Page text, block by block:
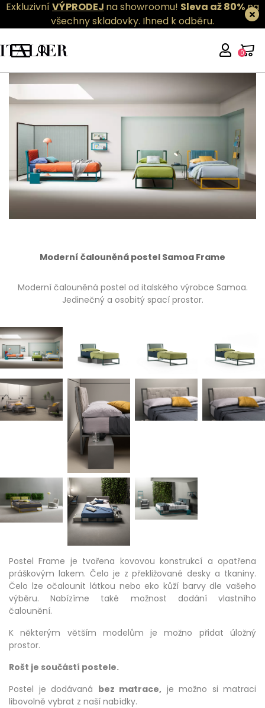
ExkluzivníVÝPRODEJ na showroomu! Sleva až 80%na
všechny skladovky. Ihned k odběru.
0
Moderní čalouněná postel Samoa Frame
Moderní čalouněná postel od italského výrobce Samoa.
Jedinečný a osobitý spací prostor.
Postel Frame je tvořena kovovou konstrukcí a opatřena
práškovým lakem. Čelo je z překližované desky a tkaniny.
Čelo lze očalounit látkou nebo eko kůží barvy dle vašeho
výběru. Nabízíme také možnost dodání vlastního
čalounění.
K některým větším modelům je možno přidat úložný
prostor.
Rošt je součástí postele.
Postel je dodávaná bez matrace, je možno si matraci
libovolně vybrat z naší nabídky.